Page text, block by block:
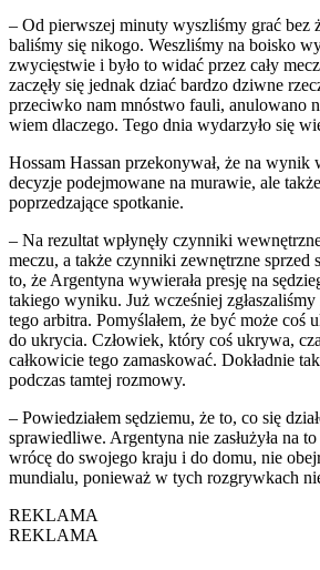
– Od pierwszej minuty wyszliśmy grać bez
baliśmy się nikogo. Weszliśmy na boisko
zwycięstwie i było to widać przez cały
zaczęły się jednak dziać bardzo dziwne
przeciwko nam mnóstwo fauli, anulowano
wiem dlaczego. Tego dnia wydarzyło się
Hossam Hassan przekonywał, że na wynik
decyzje podejmowane na murawie, ale
poprzedzające spotkanie.
– Na rezultat wpłynęły czynniki
meczu, a także czynniki zewnętrzne sprzed
to, że Argentyna wywierała presję na
takiego wyniku. Już wcześniej zgłaszaliśmy
tego arbitra. Pomyślałem, że być może coś
do ukrycia. Człowiek, który coś ukrywa,
całkowicie tego zamaskować. Dokładnie
podczas tamtej rozmowy.
– Powiedziałem sędziemu, że to, co się
sprawiedliwe. Argentyna nie zasłużyła na
wrócę do swojego kraju i do domu, nie
mundialu, ponieważ w tych rozgrywkach
REKLAMA
REKLAMA